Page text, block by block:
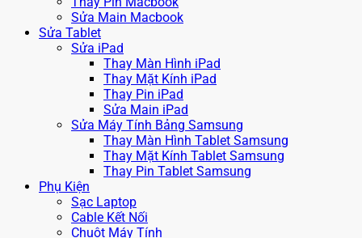
Sửa Main Macbook
Sửa Tablet
Sửa iPad
Thay Màn Hình iPad
Thay Mặt Kính iPad
Thay Pin iPad
Sửa Main iPad
Sửa Máy Tính Bảng Samsung
Thay Màn Hình Tablet Samsung
Thay Mặt Kính Tablet Samsung
Thay Pin Tablet Samsung
Phụ Kiện
Sạc Laptop
Cable Kết Nối
Chuột Máy Tính